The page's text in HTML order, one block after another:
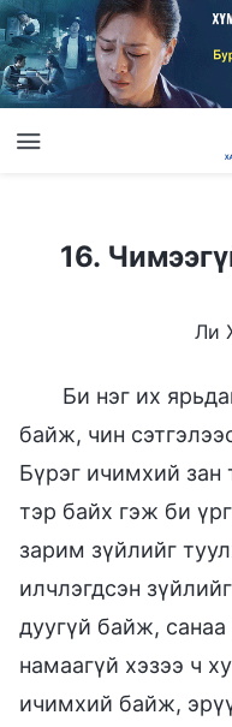
16. Чимээгүй байдлын
16.
Ли
Би нэг их
байж, чин
Бүрэг ичимхий зан
тэр байх гэж би
зарим зүйлийг
илчлэгдсэн
дуугүй байж,
намаагүй хэзээ ч
ичимхий байж,